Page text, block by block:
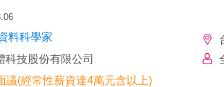
料科學家
科技股份有限公司
議(經常性薪資達4萬元含以上)